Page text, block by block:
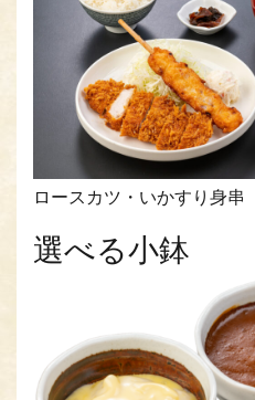
ロースカツ・いかすり身串
選べる小鉢